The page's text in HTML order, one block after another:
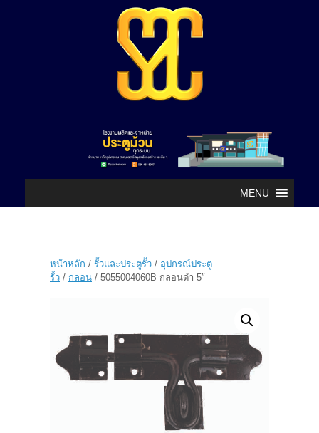
MENU
หน้าหลัก / รั้วและประตูรั้ว / อุปกรณ์ประตู
รั้ว / กลอน / 5055004060B กลอนดำ 5″